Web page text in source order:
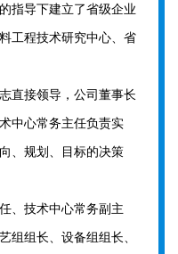
指导下建立了省级企业
工程技术研究中心、省
接领导，公司董事长
中心常务主任负责实
、规划、目标的决策
技术中心常务副主
组组长、设备组组长、